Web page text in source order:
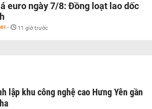
euro ngày 7/8: Đồng loạt lao dốc
- 11 giờ trước
lập khu công nghệ cao Hưng Yên gần